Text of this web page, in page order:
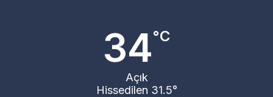
34°C
Açık
Hissedilen 31.5°